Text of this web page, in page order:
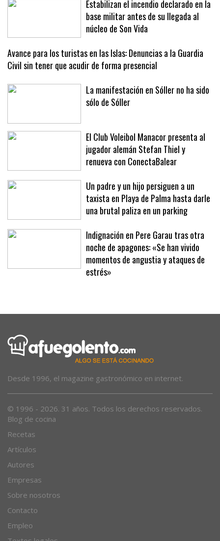
Estabilizan el incendio declarado en la
base militar antes de su llegada al
núcleo de Son Vida
Avance para los turistas en las Islas: Denuncias a la Guardia
Civil sin tener que acudir de forma presencial
La manifestación en Sóller no ha sido
El Club Voleibol Manacor presenta al
jugador alemán Stefan Thiel y
renueva con ConectaBalear
Un padre y un hijo persiguen a un
taxista en Playa de Palma hasta darle
una brutal paliza en un parking
Indignación en Pere Garau tras otra
noche de apagones: «Se han vivido
momentos de angustia y ataques de
Blog de cocina
Recetas
Artículos
Autores
Empresas
Sobre nosotros
Contacto